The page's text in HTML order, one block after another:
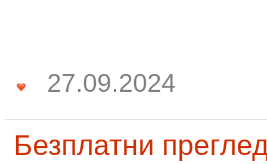
27.09.2024
Безплатни